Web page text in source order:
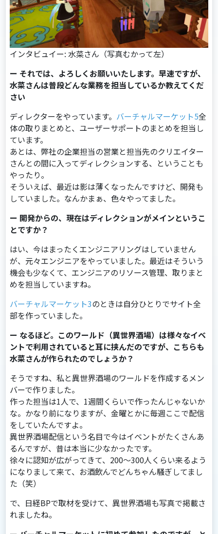
インタビュイー: 水菜さん（写真むかって左）
ー それでは、よろしくお願いいたします。早速ですが、
水菜さんは普段どんな業務を担当しているか教えてくだ
さい
ディレクターをやっています。 バーチャルマーケット5全
体の取りまとめと、ユーザーサポートのまとめを担当し
ています。
あとは、弊社の企業担当の営業と担当先のクリエイター
さんとの間に⼊ってディレクションする、ということも
やったり。
そういえば、最近は影は薄くなったんですけど、開発も
していました。なんかまぁ、色々やってました。
ー 開発からの、現在はディレクションがメインというこ
とですか？
はい、今はまったくエンジニアリングはしていません
が、元々エンジニアをやっていました。最近はそういう
機会も少なくて、エンジニアのリソース管理、取りまと
めを担当していますね。
バーチャルマーケット3のときは自分ひとりでサイト全
部を作っていました。
ー なるほど。このワールド（異世界酒場）は様々なイベ
ントで利用されていると耳に挟んだのですが、こちらも
水菜さんが作られたのでしょうか？
そうですね、私と異世界酒場のワールドを作成するメン
バーで作りました。
作った担当は1⼈で、1週間くらいで作ったんじゃないか
な。かなり前になりますが、⾦曜とかに毎週ここで配信
をしていたんですよ。
異世界酒場配信という名⽬で今はイベントがたくさんあ
るんですが、昔は本当に少なかったです。
徐々に認知が広がってきて、200～300⼈くらい来るよう
になりまして来て、お酒飲んでどんちゃん騒ぎしてまし
た（笑）
で、⽇経BPで取材を受けて、異世界酒場も写真で掲載さ
れましたね。